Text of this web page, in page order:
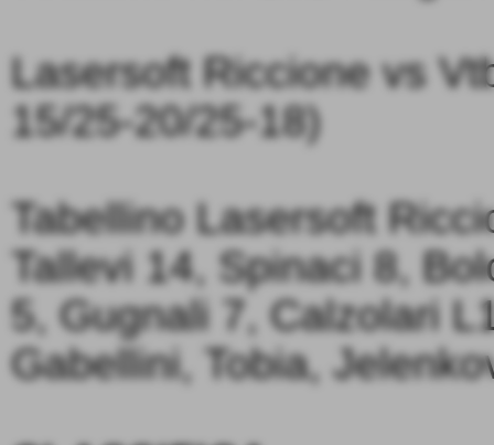
Lasersoft Riccione vs
15/25-20/25-18)
Tabellino Lasersoft
Tallevi 14, Spinaci 8,
5, Gugnali 7, Calzolari
Gabellini, Tobia,